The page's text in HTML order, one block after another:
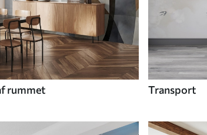
rummet Transport